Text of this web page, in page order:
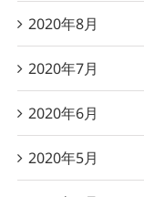
2020年8月
2020年7月
2020年6月
2020年5月